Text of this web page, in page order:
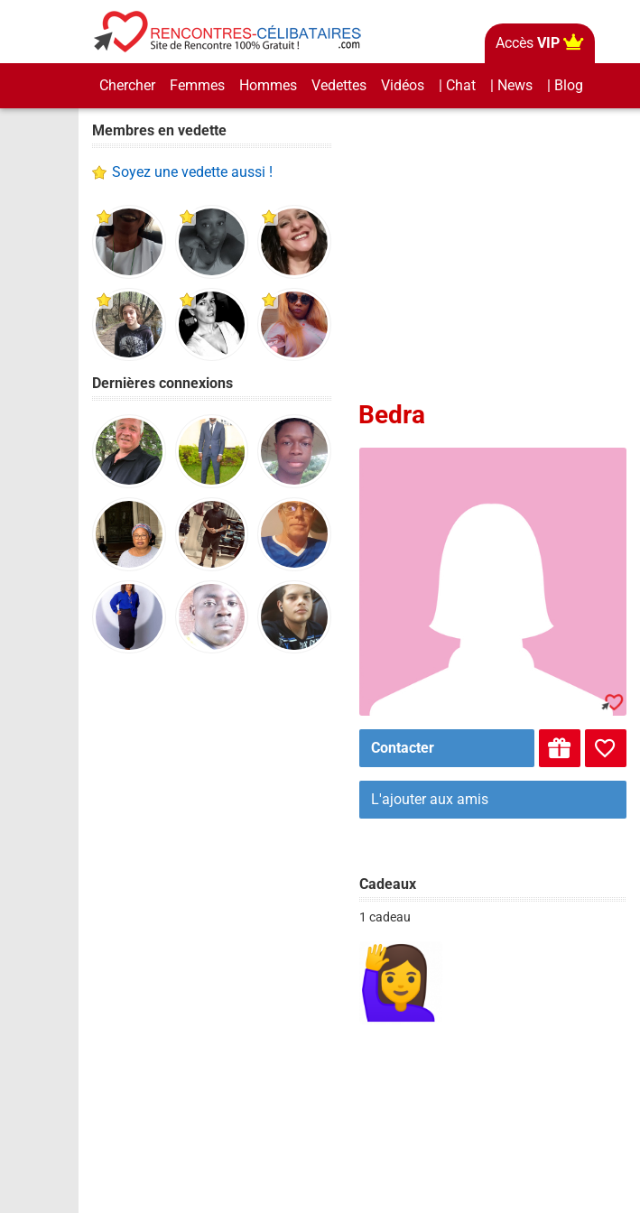
Accès VIP
Chercher Femmes Hommes Vedettes Vidéos | Chat | News | Blog
Membres en vedette
Soyez une vedette aussi !
Dernières connexions
Bedra
Contacter
L'ajouter aux amis
Cadeaux
1 cadeau